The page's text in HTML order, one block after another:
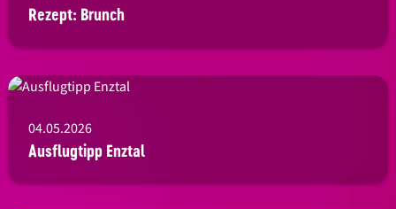
Rezept: Brunch
04.05.2026
Ausflugtipp Enztal